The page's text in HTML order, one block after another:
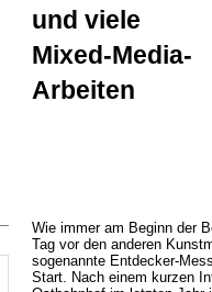
und viele
Mixed-Media-
Arbeiten
Wie immer am Beginn der
Tag vor den anderen
sogenannte Entdecker-
Start. Nach einem kurzen